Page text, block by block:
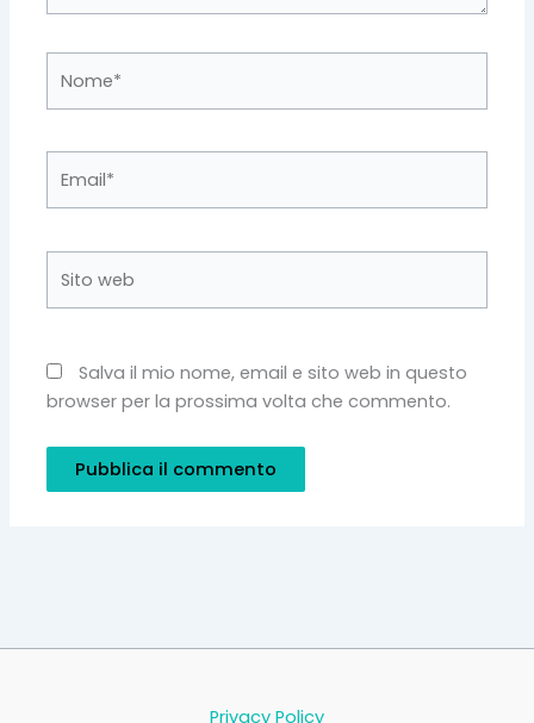
web
Salva il mio nome, email e sito web in questo
browser per la prossima volta che commento.
Privacy Policy